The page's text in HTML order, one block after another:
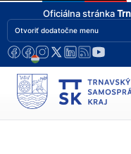
Oficiálna stránka
Otvoriť dodatočne menu